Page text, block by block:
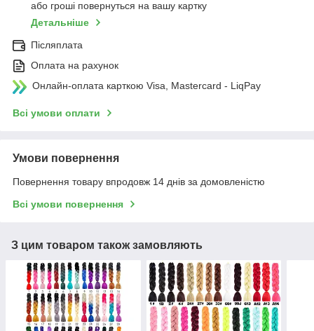
або гроші повернуться на вашу картку
Детальніше
Післяплата
Оплата на рахунок
Онлайн-оплата карткою Visa, Mastercard - LiqPay
Всі умови оплати
Умови повернення
Повернення товару впродовж 14 днів за домовленістю
Всі умови повернення
З цим товаром також замовляють